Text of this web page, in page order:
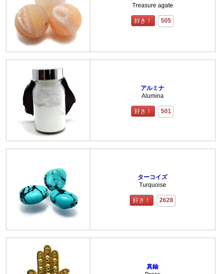
Treasure agate
好き！ 505
アルミナ
Alumina
好き！ 501
ターコイズ
Turquoise
好き！ 2628
真鍮